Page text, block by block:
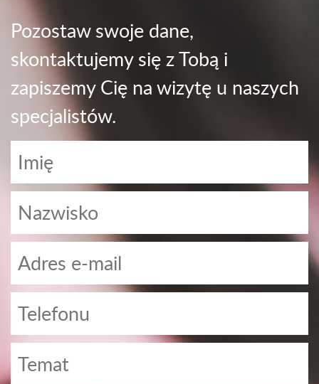
Pozostaw swoje dane,
skontaktujemy się z Tobą i
zapiszemy Cię na wizytę u naszych
specjalistów.